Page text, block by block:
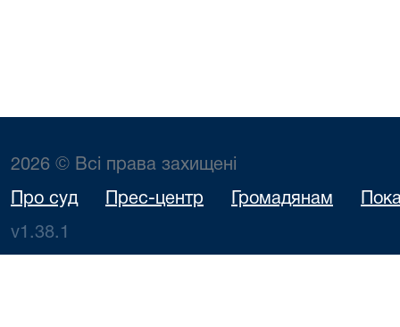
2026 © Всі права захищені
Про суд Прес-центр Громадянам
v1.38.1